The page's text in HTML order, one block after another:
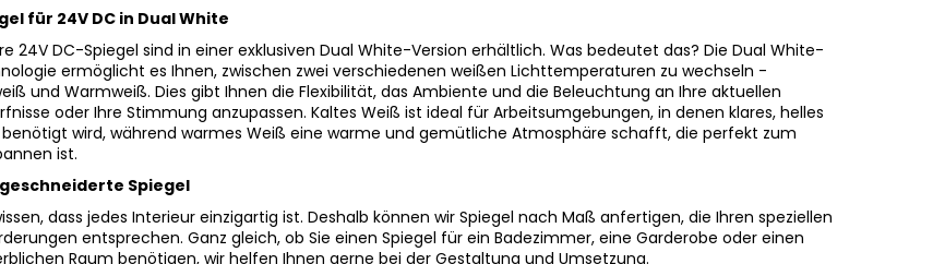
für 24V DC in Dual White
24V DC-Spiegel sind in einer exklusiven Dual White-Version erhältlich. Was bedeutet das? Die Dual White-
ermöglicht es Ihnen, zwischen zwei verschiedenen weißen Lichttemperaturen zu wechseln -
und Warmweiß. Dies gibt Ihnen die Flexibilität, das Ambiente und die Beleuchtung an Ihre aktuellen
oder Ihre Stimmung anzupassen. Kaltes Weiß ist ideal für Arbeitsumgebungen, in denen klares, helles
wird, während warmes Weiß eine warme und gemütliche Atmosphäre schafft, die perfekt zum
ist.
Spiegel
dass jedes Interieur einzigartig ist. Deshalb können wir Spiegel nach Maß anfertigen, die Ihren speziellen
entsprechen. Ganz gleich, ob Sie einen Spiegel für ein Badezimmer, eine Garderobe oder einen
Raum benötigen, wir helfen Ihnen gerne bei der Gestaltung und Umsetzung.
Wir empfehlen